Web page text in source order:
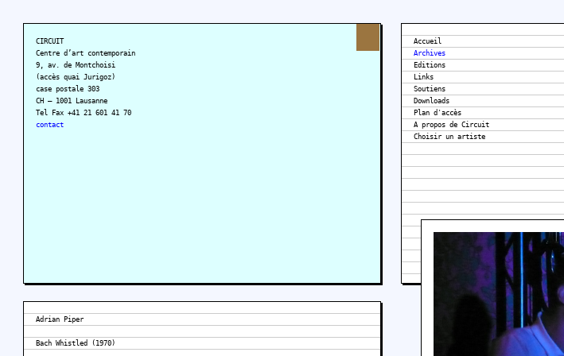
CIRCUIT
Centre d’art contemporain
9, av. de Montchoisi
(accès quai Jurigoz)
case postale 303
CH – 1001 Lausanne
Tel Fax +41 21 601 41 70
contact
Accueil
Archives
Editions
Links
Soutiens
Downloads
Plan d'accès
A propos de Circuit
Adrian Piper
Bach Whistled (1970)